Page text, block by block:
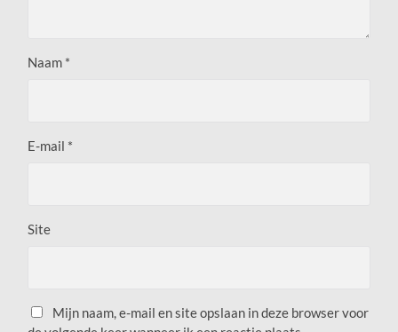
Naam *
E-mail *
Site
Mijn naam, e-mail en site opslaan in deze browser voor